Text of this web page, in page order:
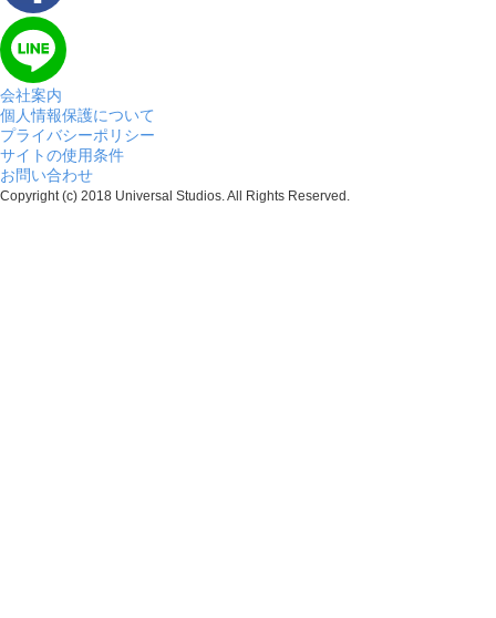
会社案内
個人情報保護について
プライバシーポリシー
サイトの使用条件
お問い合わせ
Copyright (c) 2018 Universal Studios. All Rights Reserved.